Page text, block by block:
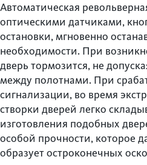
Автоматическая
оптическими датчиками,
остановки, мгновенно
необходимости. При
дверь тормозится, не
между полотнами. При
сигнализации, во время
створки дверей легко
изготовления подобных
особой прочности, которое
образует остроконечных